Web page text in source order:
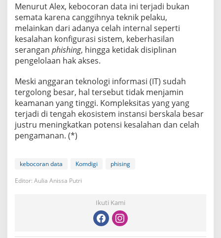
Menurut Alex, kebocoran data ini terjadi bukan
semata karena canggihnya teknik pelaku,
melainkan dari adanya celah internal seperti
kesalahan konfigurasi sistem, keberhasilan
serangan phishing, hingga ketidak disiplinan
pengelolaan hak akses.
Meski anggaran teknologi informasi (IT) sudah
tergolong besar, hal tersebut tidak menjamin
keamanan yang tinggi. Kompleksitas yang yang
terjadi di tengah ekosistem instansi berskala besar
justru meningkatkan potensi kesalahan dan celah
pengamanan. (*)
kebocoran data Komdigi
phising
Editor: Aulia Anissa Putri
Ikuti Kami